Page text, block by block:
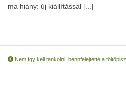
ma hiány: új kiállítással [...]
Nem így kell tankolni: bennfelejtette a